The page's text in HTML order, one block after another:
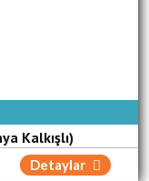
Kalkışlı)
Detaylar